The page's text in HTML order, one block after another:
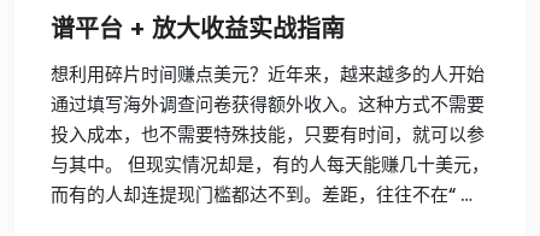
谱平台 + 放大收益实战指南
想利用碎片时间赚点美元？近年来，越来越多的人开始
通过填写海外调查问卷获得额外收入。这种方式不需要
投入成本，也不需要特殊技能，只要有时间，就可以参
与其中。 但现实情况却是，有的人每天能赚几十美元，
而有的人却连提现门槛都达不到。差距，往往不在“ …